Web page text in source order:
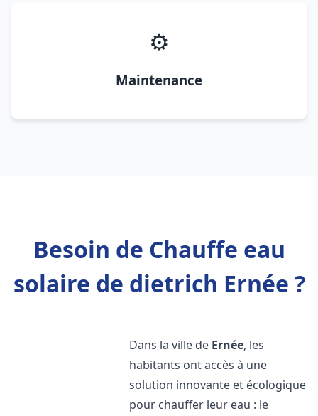
⚙️
Maintenance
Besoin de Chauffe eau
solaire de dietrich Ernée ?
Dans la ville de Ernée, les
habitants ont accès à une
solution innovante et écologique
pour chauffer leur eau : le